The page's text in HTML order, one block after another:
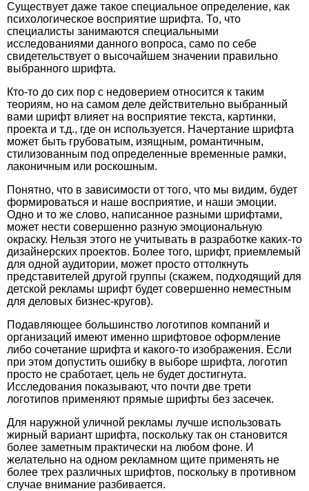
Существует даже такое специальное определение, как
психологическое восприятие шрифта. То, что
специалисты занимаются специальными
исследованиями данного вопроса, само по себе
свидетельствует о высочайшем значении правильно
выбранного шрифта.
Кто-то до сих пор с недоверием относится к таким
теориям, но на самом деле действительно выбранный
вами шрифт влияет на восприятие текста, картинки,
проекта и т.д., где он используется. Начертание шрифта
может быть грубоватым, изящным, романтичным,
стилизованным под определенные временные рамки,
лаконичным или роскошным.
Понятно, что в зависимости от того, что мы видим, будет
формироваться и наше восприятие, и наши эмоции.
Одно и то же слово, написанное разными шрифтами,
может нести совершенно разную эмоциональную
окраску. Нельзя этого не учитывать в разработке каких-то
дизайнерских проектов. Более того, шрифт, приемлемый
для одной аудитории, может просто оттолкнуть
представителей другой группы (скажем, подходящий для
детской рекламы шрифт будет совершенно неместным
для деловых бизнес-кругов).
Подавляющее большинство логотипов компаний и
организаций имеют именно шрифтовое оформление
либо сочетание шрифта и какого-то изображения. Если
при этом допустить ошибку в выборе шрифта, логотип
просто не сработает, цель не будет достигнута.
Исследования показывают, что почти две трети
логотипов применяют прямые шрифты без засечек.
Для наружной уличной рекламы лучше использовать
жирный вариант шрифта, поскольку так он становится
более заметным практически на любом фоне. И
желательно на одном рекламном щите применять не
более трех различных шрифтов, поскольку в противном
случае внимание разбивается.